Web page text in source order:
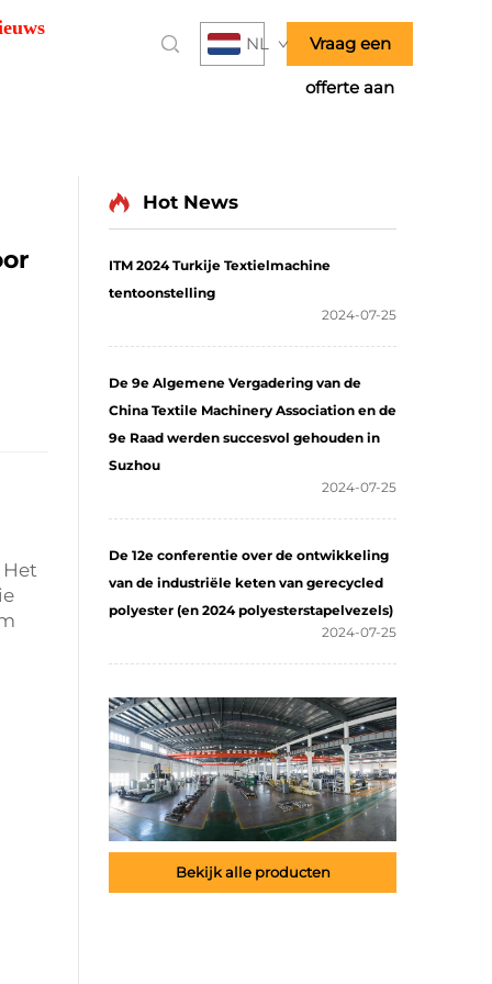
NL Vraag een
offerte aan
Het
Hot News
ITM 2024 Turkije Textielmachine
tentoonstelling
2024-07-25
De 9e Algemene Vergadering van de
China Textile Machinery Association en de
9e Raad werden succesvol gehouden in
Suzhou
2024-07-25
De 12e conferentie over de ontwikkeling
van de industriële keten van gerecycled
polyester (en 2024 polyesterstapelvezels)
2024-07-25
Bekijk alle producten